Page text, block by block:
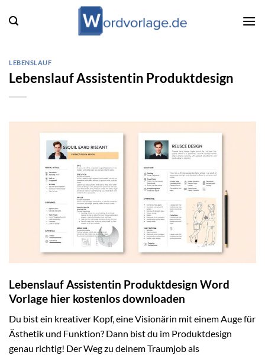
Inhalt
LEBENSLAUF
Lebenslauf Assistentin Produktdesign
Lebenslauf Assistentin Produktdesign Word
Vorlage hier kostenlos downloaden
Du bist ein kreativer Kopf, eine Visionärin mit einem Auge für
Ästhetik und Funktion? Dann bist du im Produktdesign
genau richtig! Der Weg zu deinem Traumjob als